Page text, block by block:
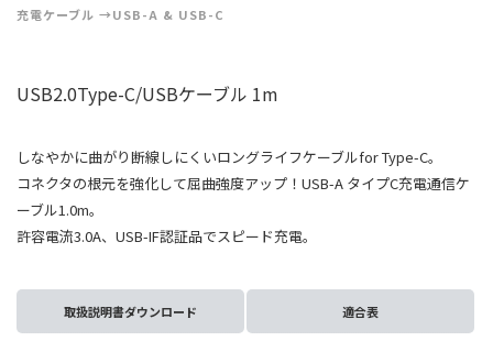
充電ケーブル
USB-A & USB-C
USB2.0Type-C/USBケーブル 1m
しなやかに曲がり断線しにくいロングライフケーブルfor Type-C。
コネクタの根元を強化して屈曲強度アップ！USB-A タイプC充電通信ケ
ーブル1.0m。
許容電流3.0A、USB-IF認証品でスピード充電。
取扱説明書ダウンロード 適合表